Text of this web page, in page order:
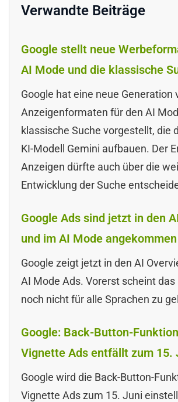
Verwandte Beiträge
Google stellt neue
AI Mode und die klassische
Google hat eine neue Generation
Anzeigenformaten für den AI
klassische Suche vorgestellt, die
KI-Modell Gemini aufbauen. Der
Anzeigen dürfte auch über die
Entwicklung der Suche
Google Ads sind jetzt in den
und im AI Mode angekommen
Google zeigt jetzt in den AI
AI Mode Ads. Vorerst scheint
noch nicht für alle Sprachen zu
Google: Back-Button-
Vignette Ads entfällt zum 15.
Google wird die Back-Button-
Vignette Ads zum 15. Juni